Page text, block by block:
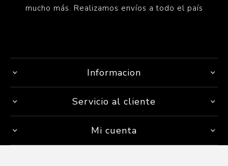
mucho más. Realizamos envíos a todo el país
Informacion
Servicio al cliente
Mi cuenta